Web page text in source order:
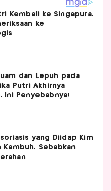
Kembali ke Singapura,
ke
dan Lepuh pada
Putri Akhirnya
Ini Penyebabnya!
yang Diidap Kim
Kambuh, Sebabkan